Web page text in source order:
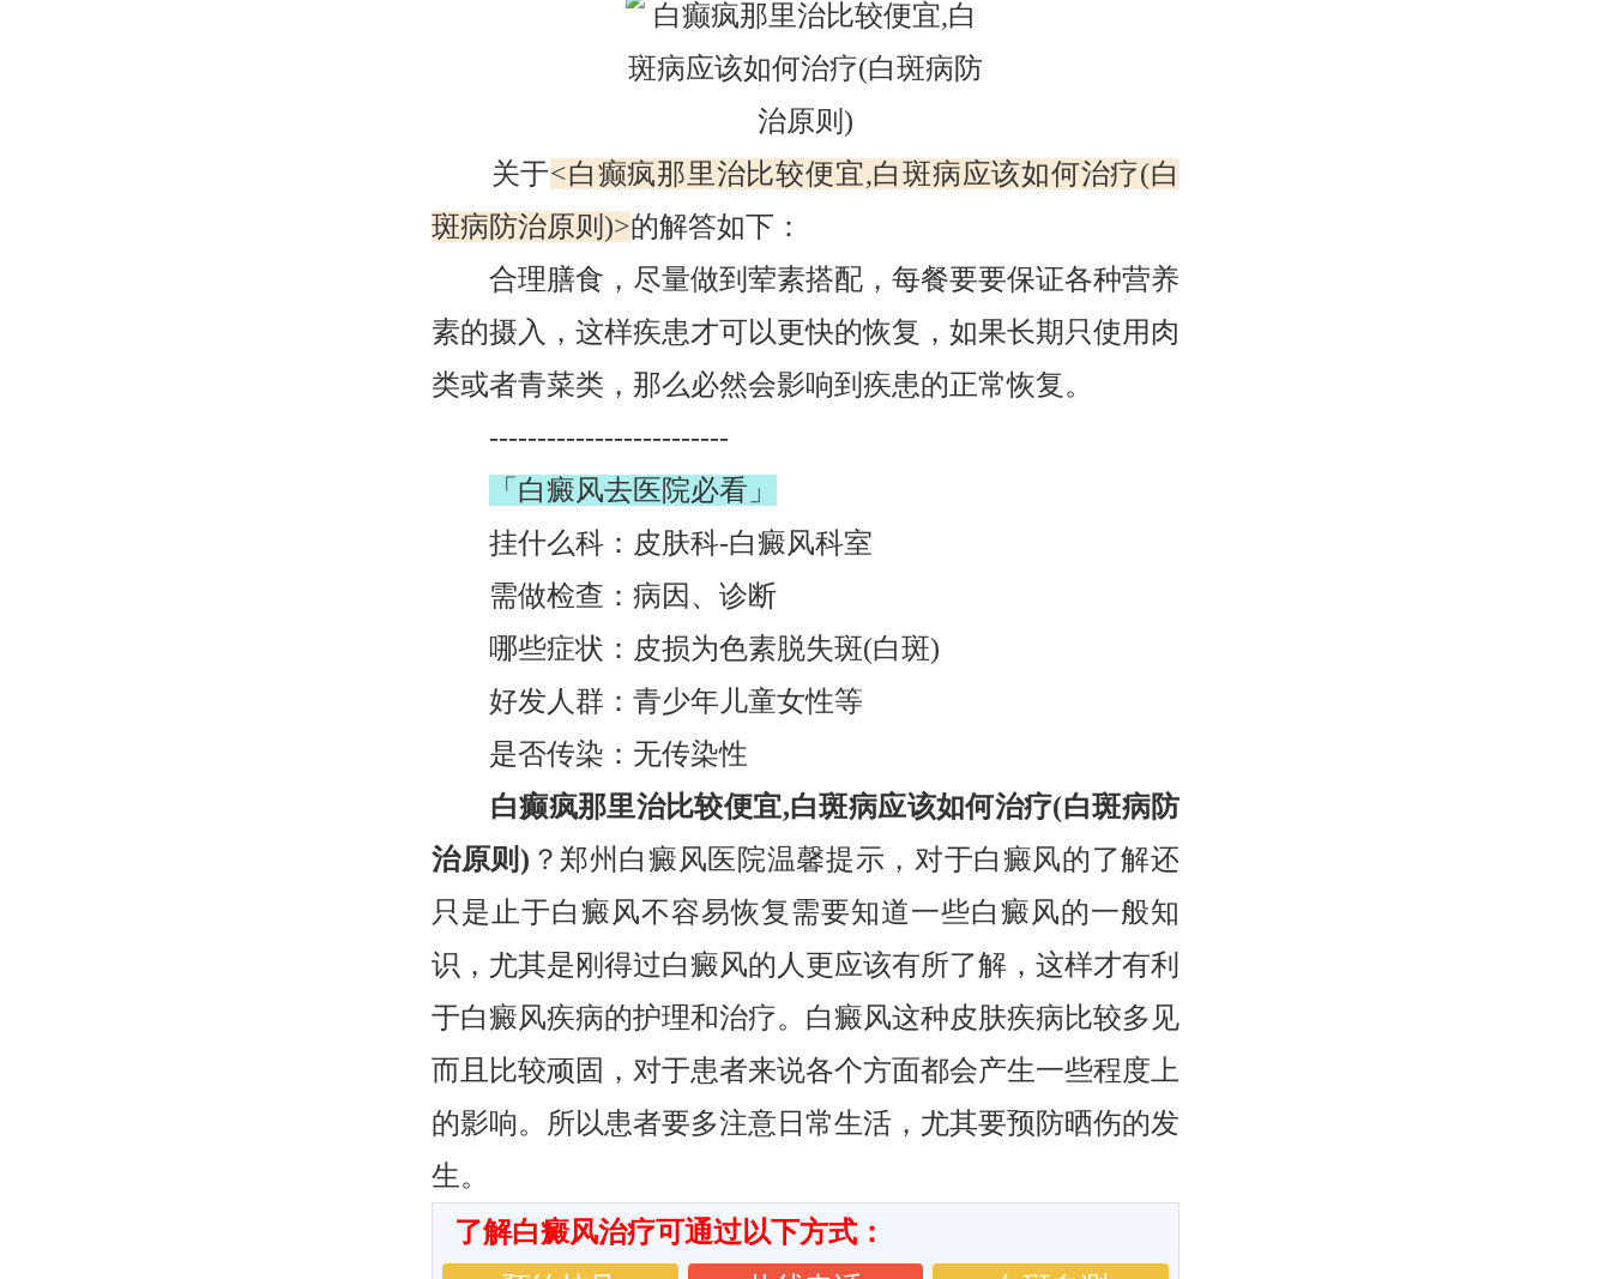
关于<白癫疯那里治比较便宜,白斑病应该如何治疗(白
斑病防治原则)>的解答如下：
合理膳食，尽量做到荤素搭配，每餐要要保证各种营养
素的摄入，这样疾患才可以更快的恢复，如果长期只使用肉
类或者青菜类，那么必然会影响到疾患的正常恢复。
-------------------------
「白癜风去医院必看」
挂什么科：皮肤科-白癜风科室
需做检查：病因、诊断
哪些症状：皮损为色素脱失斑(白斑)
好发人群：青少年儿童女性等
是否传染：无传染性
白癫疯那里治比较便宜,白斑病应该如何治疗(白斑病防
治原则) ？郑州白癜风医院温馨提示，对于白癜风的了解还
只是止于白癜风不容易恢复需要知道一些白癜风的一般知
识，尤其是刚得过白癜风的人更应该有所了解，这样才有利
于白癜风疾病的护理和治疗。白癜风这种皮肤疾病比较多见
而且比较顽固，对于患者来说各个方面都会产生一些程度上
的影响。所以患者要多注意日常生活，尤其要预防晒伤的发
生。
了解白癜风治疗可通过以下方式：